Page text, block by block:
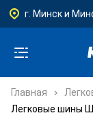
г. Минск и
Главная
Легковые шины